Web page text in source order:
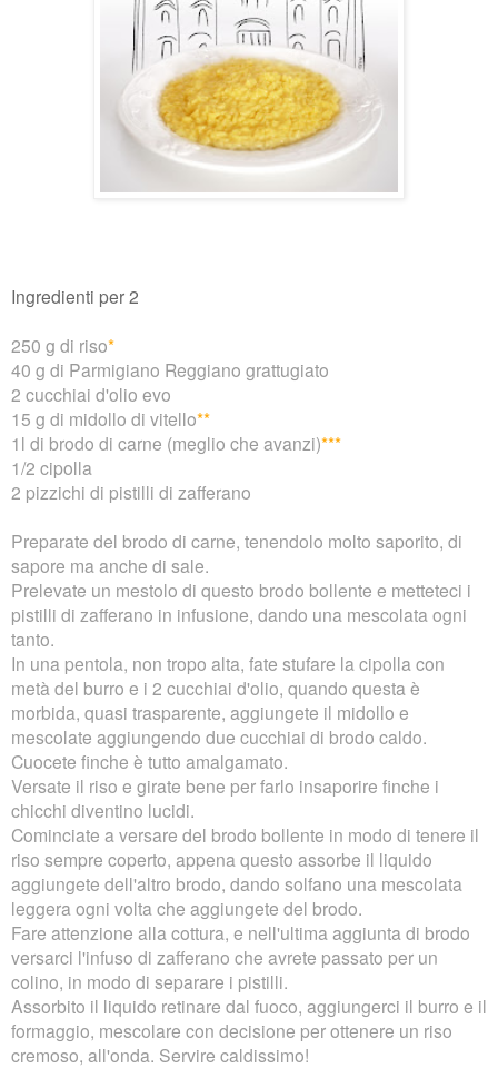
Ingredienti per 2
250 g di riso*
40 g di Parmigiano Reggiano grattugiato
2 cucchiai d'olio evo
15 g di midollo di vitello**
1l di brodo di carne (meglio che avanzi)***
1/2 cipolla
2 pizzichi di pistilli di zafferano
Preparate del brodo di carne, tenendolo molto saporito, di
sapore ma anche di sale.
Prelevate un mestolo di questo brodo bollente e metteteci i
pistilli di zafferano in infusione, dando una mescolata ogni
tanto.
In una pentola, non tropo alta, fate stufare la cipolla con
metà del burro e i 2 cucchiai d'olio, quando questa è
morbida, quasi trasparente, aggiungete il midollo e
mescolate aggiungendo due cucchiai di brodo caldo.
Cuocete finche è tutto amalgamato.
Versate il riso e girate bene per farlo insaporire finche i
chicchi diventino lucidi.
Cominciate a versare del brodo bollente in modo di tenere il
riso sempre coperto, appena questo assorbe il liquido
aggiungete dell'altro brodo, dando solfano una mescolata
leggera ogni volta che aggiungete del brodo.
Fare attenzione alla cottura, e nell'ultima aggiunta di brodo
versarci l'infuso di zafferano che avrete passato per un
colino, in modo di separare i pistilli.
Assorbito il liquido retinare dal fuoco, aggiungerci il burro e il
formaggio, mescolare con decisione per ottenere un riso
cremoso, all'onda. Servire caldissimo!